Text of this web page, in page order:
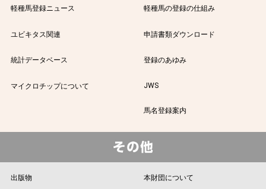
軽種馬登録ニュース 軽種馬の登録の仕組み
ユビキタス関連 申請書類ダウンロード
統計データベース 登録のあゆみ
マイクロチップについて JWS
馬名登録案内
出版物 本財団について